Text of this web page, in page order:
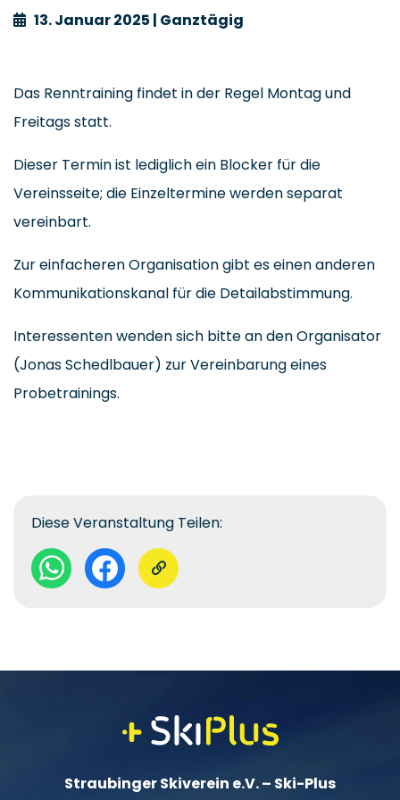
13. Januar 2025 | Ganztägig
Das Renntraining findet in der Regel Montag und
Freitags statt.
Dieser Termin ist lediglich ein Blocker für die
Vereinsseite; die Einzeltermine werden separat
vereinbart.
Zur einfacheren Organisation gibt es einen anderen
Kommunikationskanal für die Detailabstimmung.
Interessenten wenden sich bitte an den Organisator
(Jonas Schedlbauer) zur Vereinbarung eines
Probetrainings.
Diese Veranstaltung Teilen:
Straubinger Skiverein e.V. – Ski-Plus